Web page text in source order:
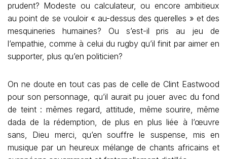
prudent? Modeste ou calculateur, ou encore ambitieux
au point de se vouloir « au-dessus des querelles » et des
mesquineries humaines? Ou s’est-il pris au jeu de
l’empathie, comme à celui du rugby qu’il finit par aimer en
supporter, plus qu’en politicien?
On ne doute en tout cas pas de celle de Clint Eastwood
pour son personnage, qu’il aurait pu jouer avec du fond
de teint : mêmes regard, attitude, même sourire, même
dada de la rédemption, de plus en plus liée à l’œuvre
sans, Dieu merci, qu’en souffre le suspense, mis en
musique par un heureux mélange de chants africains et